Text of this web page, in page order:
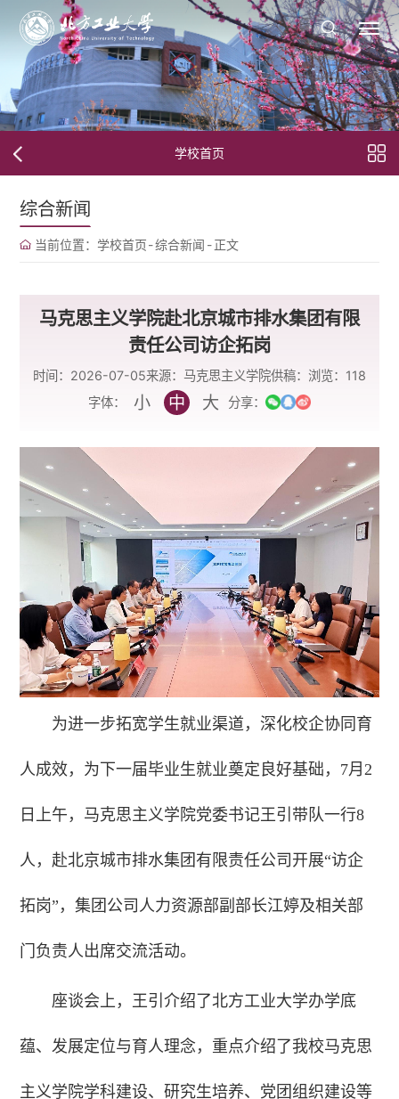
学校首页
综合新闻
当前位置： 学校首页-综合新闻 -正文
马克思主义学院赴北京城市排水集团有限
责任公司访企拓岗
时间：2026-07-05来源：马克思主义学院供稿： 浏览： 118
字体：
小 中 大 分享：
为进一步拓宽学生就业渠道，深化校企协同育
人成效，为下一届毕业生就业奠定良好基础，7月2
日上午，马克思主义学院党委书记王引带队一行8
人，赴北京城市排水集团有限责任公司开展“访企
拓岗”，集团公司人力资源部副部长江婷及相关部
门负责人出席交流活动。
座谈会上，王引介绍了北方工业大学办学底
蕴、发展定位与育人理念，重点介绍了我校马克思
主义学院学科建设、研究生培养、党团组织建设等